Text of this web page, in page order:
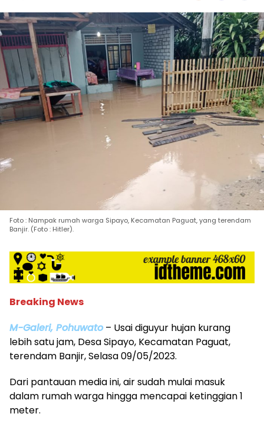
Foto : Nampak rumah warga Sipayo, Kecamatan Paguat, yang terendam
Banjir. (Foto : Hitler).
Breaking News
M-Galeri, Pohuwato– Usai diguyur hujan kurang
lebih satu jam, Desa Sipayo, Kecamatan Paguat,
terendam Banjir, Selasa 09/05/2023.
Dari pantauan media ini, air sudah mulai masuk
dalam rumah warga hingga mencapai ketinggian 1
meter.